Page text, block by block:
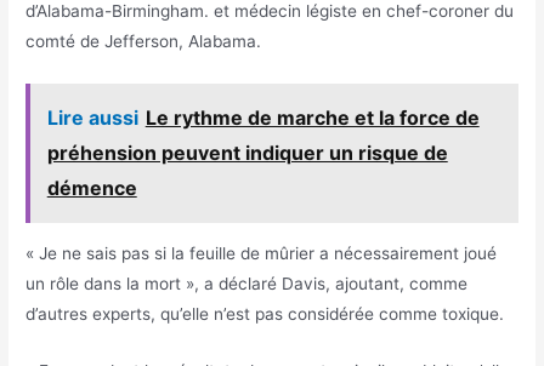
d’Alabama-Birmingham. et médecin légiste en chef-coroner du
comté de Jefferson, Alabama.
Lire aussi Le rythme de marche et la force de
préhension peuvent indiquer un risque de
démence
« Je ne sais pas si la feuille de mûrier a nécessairement joué
un rôle dans la mort », a déclaré Davis, ajoutant, comme
d’autres experts, qu’elle n’est pas considérée comme toxique.